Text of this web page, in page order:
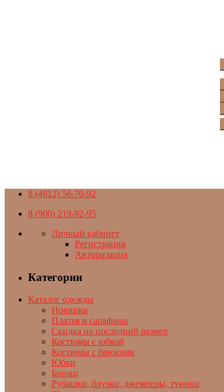
8 (4812) 56-70-92
8 (900) 219-92-95
Личный кабинет
Регистрация
Авторизация
Категории
Каталог одежды
Новинки
Платья и сарафаны
Скидка на последний размер
Костюмы с юбкой
Костюмы с брюками
Юбки
Брюки
Рубашки, блузки, джемперы, туники